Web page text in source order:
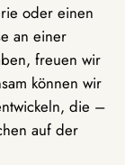
oder einen
an einer
freuen wir
können wir
die –
auf der